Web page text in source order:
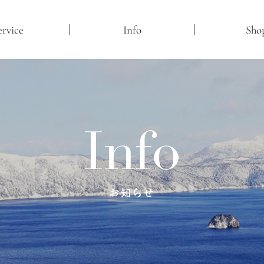
Info
Info
お知らせ